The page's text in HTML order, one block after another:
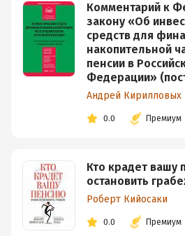
Комментарий к
закону «Об
средств для
накопительной
пенсии в
Федерации»
Андрей Кирилловых
0.0 Премиум
Кто крадет вашу
остановить
Роберт Кийосаки
0.0 Премиум